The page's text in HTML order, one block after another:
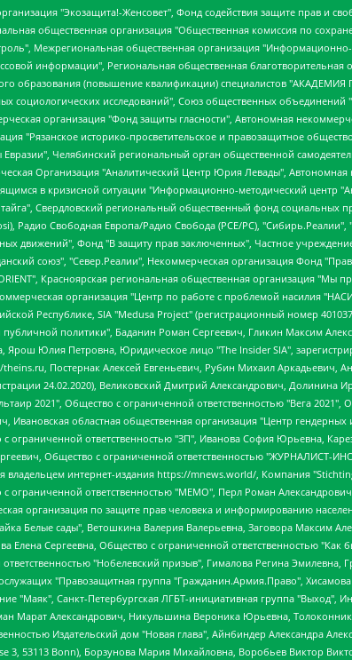
"Информационно-методический центр "Анна", Фонд содействия развитию массовых коммуникаций и правовому просвещению "Так-так-Так", Фонд содействия устойчивому развитию "Серебряная тайга", Свердловский региональный общественный фонд социальных проектов "Новое время", "Idel.Реалии", Кавказ.Реалии, Крым.Реалии, Телеканал Настоящее Время, Татаро-башкирская служба Радио Свобода (Azatliq Radiosi), Радио Свободная Европа/Радио Свобода (PCE/PC), "Сибирь.Реалии", "Фактограф", Благотворительный фонд помощи осужденным и их семьям, Автономная некоммерческая организация "Институт глобализации и социальных движений", Фонд "В защиту прав заключенных", Частное учреждение "Центр поддержки и содействия развитию средств массовой информации", Пензенский региональный общественный благотворительный фонд "Гражданский союз", "Север.Реалии", Некоммерческая организация Фонд "Правовая инициатива", Общество с ограниченной ответственностью "Радио Свободная Европа/Радио Свобода", Чешское информационное агентство "MEDIUM-ORIENT", Красноярская региональная общественная организация "Мы против СПИДа", Камалягин Денис Николаевич, Маркелов Сергей Евгеньевич, Пономарев Лев Александрович, Савицкая Людмила Алексеевна, Автономная некоммерческая организация "Центр по работе с проблемой насилия "НАСИЛИЮ.НЕТ", Межрегиональный профессиональный союз работников здравоохранения "Альянс врачей", Юридическое лицо, зарегистрированное в Латвийской Республике, SIA "Medusa Project" (регистрационный номер 40103797863, дата регистрации 10.06.2014), Некоммерческая организация "Фонд по борьбе с коррупцией", Автономная некоммерческая организация "Институт права и публичной политики", Баданин Роман Сергеевич, Гликин Максим Александрович, Железнова Мария Михайловна, Лукьянова Юлия Сергеевна, Маетная Елизавета Витальевна, Маняхин Петр Борисович, Чуракова Ольга Владимировна, Ярош Юлия Петровна, Юридическое лицо "The Insider SIA", зарегистрированное в Риге, Латвийская Республика (дата регистрации 26.06.2015), являющееся администратором доменного имени интернет-издания "The Insider SIA", https://theins.ru, Постернак Алексей Евгеньевич, Рубин Михаил Аркадьевич, Анин Роман Александрович, Юридическое лицо Istories fonds, зарегистрированное в Латвийской Республике (регистрационный номер 50008295751, дата регистрации 24.02.2020), Великовский Дмитрий Александрович, Долинина Ирина Николаевна, Мароховская Алеся Алексеевна, Шлейнов Роман Юрьевич, Шмагун Олеся Валентиновна, Общество с ограниченной ответственностью "Альтаир 2021", Общество с ограниченной ответственностью "Вега 2021", Общество с ограниченной ответственностью "Главный редактор 2021", Общество с ограниченной ответственностью "Ромашки монолит", Важенков Артем Валерьевич, Ивановская областная общественная организация "Центр гендерных исследований", Гурман Юрий Альбертович, Медиапроект "ОВД-Инфо", Егоров Владимир Владимирович, Жилинский Владимир Александрович, Общество с ограниченной ответственностью "ЗП", Иванова София Юрьевна,